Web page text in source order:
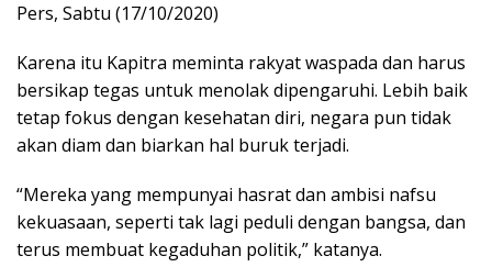
Pers, Sabtu (17/10/2020)
Karena itu Kapitra meminta rakyat waspada dan harus
bersikap tegas untuk menolak dipengaruhi. Lebih baik
tetap fokus dengan kesehatan diri, negara pun tidak
akan diam dan biarkan hal buruk terjadi.
“Mereka yang mempunyai hasrat dan ambisi nafsu
kekuasaan, seperti tak lagi peduli dengan bangsa, dan
terus membuat kegaduhan politik,” katanya.